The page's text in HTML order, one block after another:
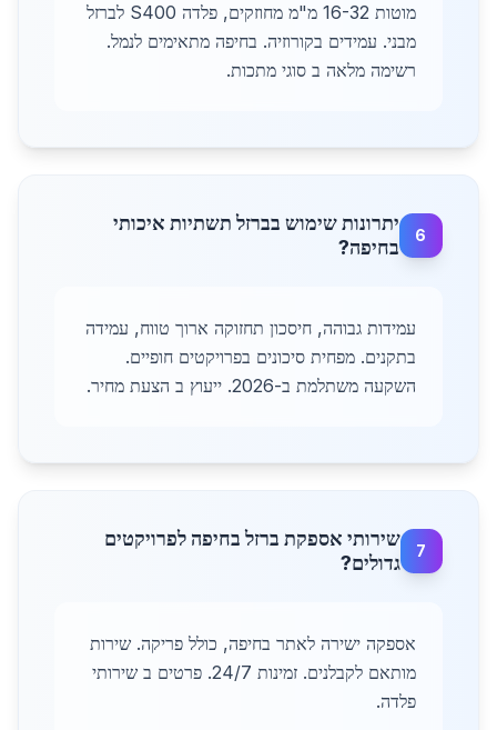
מוטות 16-32 מ"מ מחוזקים, פלדה S400 לברזל
מבני. עמידים בקורוזיה. בחיפה מתאימים לנמל.
רשימה מלאה ב סוגי מתכות.
6
יתרונות שימוש בברזל תשתיות איכותי
בחיפה?
עמידות גבוהה, חיסכון תחזוקה ארוך טווח, עמידה
בתקנים. מפחית סיכונים בפרויקטים חופיים.
השקעה משתלמת ב-2026. ייעוץ ב הצעת מחיר.
7
שירותי אספקת ברזל בחיפה לפרויקטים
גדולים?
אספקה ישירה לאתר בחיפה, כולל פריקה. שירות
מותאם לקבלנים. זמינות 24/7. פרטים ב שירותי
פלדה.